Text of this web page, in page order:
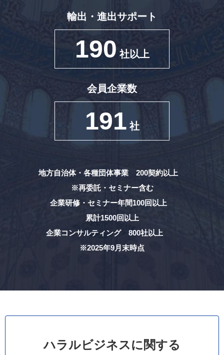
輸出・進出サポート
190 社以上
会員企業数
191 社
地方自治体・各種団体事業 200契約以上
※再委託・セミナー含む
企業研修・セミナー年間100回以上
累計1500回以上
企業コンサルティング 800社以上
※2025年9月末時点
ハラルビジネスに関する